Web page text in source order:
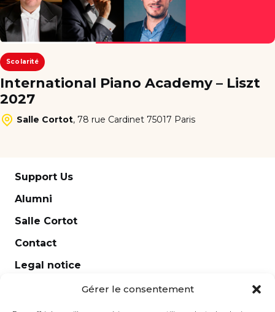
Gérer le consentement
Scolarité
International Piano Academy – Liszt
2027
Salle Cortot, 78 rue Cardinet 75017 Paris
Support Us
Alumni
Salle Cortot
Contact
Legal notice